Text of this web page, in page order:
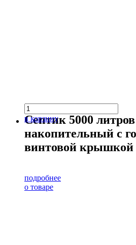
в корзину
Септик 5000
накопительный с
винтовой крышкой
подробнее
о товаре